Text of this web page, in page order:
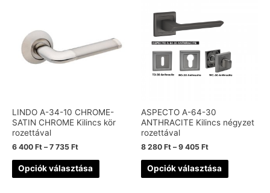
LINDO A-34-10 CHROME-
SATIN CHROME Kilincs kör
rozettával
6 400 Ft –7 735 Ft
Opciók választása
ASPECTO A-64-30
ANTHRACITE Kilincs négyzet
rozettával
8 280 Ft –9 405 Ft
Opciók választása